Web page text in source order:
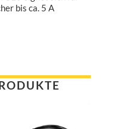
bis ca. 5 A